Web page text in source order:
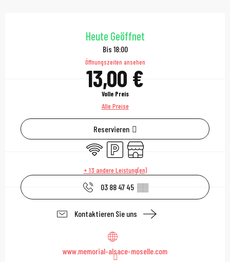
Öffnungszeiten &
Heute Geöffnet
Bis 18:00
Öffnungszeiten ansehen
13,00 €
Volle Preis
Alle Preise
Reservieren
Wi-Fi
ParkplatzShop
+ 13 andere Leistung(en)
03 88 47 45 ▒▒
Kontaktieren Sie uns
www.memorial-alsace-moselle.com